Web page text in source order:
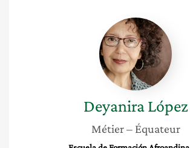
Deyanira
López
Deyanira López
Métier – Équateur